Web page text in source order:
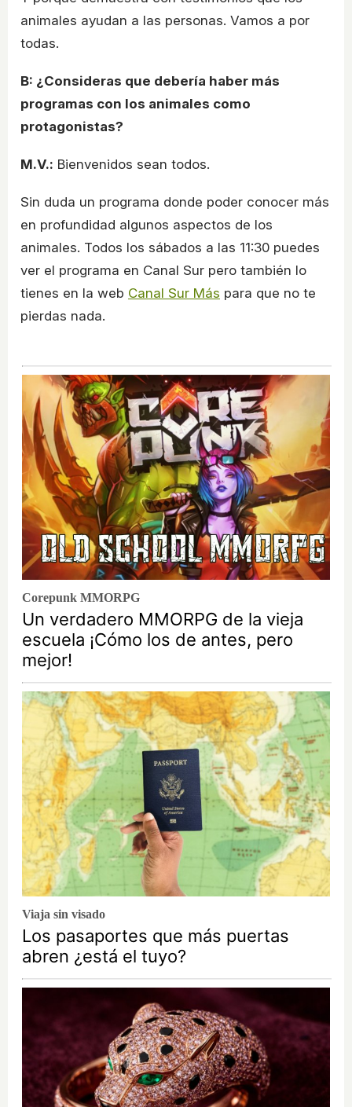
animales ayudan a las personas. Vamos a por
todas.
B: ¿Consideras que debería haber más
programas con los animales como
protagonistas?
M.V.: Bienvenidos sean todos.
Sin duda un programa donde poder conocer más
en profundidad algunos aspectos de los
animales. Todos los sábados a las 11:30 puedes
ver el programa en Canal Sur pero también lo
tienes en la web Canal Sur Más para que no te
pierdas nada.
Corepunk MMORPG
Un verdadero MMORPG de la vieja
escuela ¡Cómo los de antes, pero
mejor!
Viaja sin visado
Los pasaportes que más puertas
abren ¿está el tuyo?